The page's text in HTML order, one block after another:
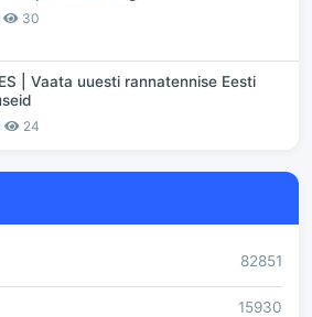
30
| Vaata uuesti rannatennise Eesti
24
82851
15930